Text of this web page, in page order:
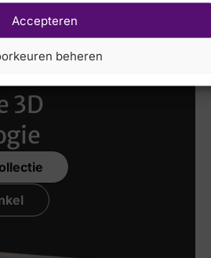
Accepteren
beheren
3D